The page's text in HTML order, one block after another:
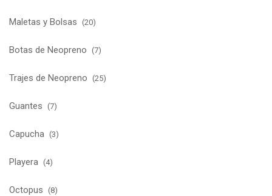
Maletas y Bolsas (20)
Botas de Neopreno (7)
Trajes de Neopreno (25)
Guantes (7)
Capucha (3)
Playera (4)
Octopus (8)